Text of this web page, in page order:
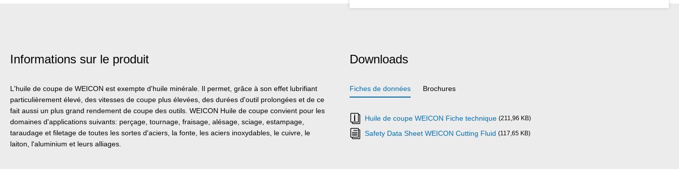
Informations sur le produit
L'huile de coupe de WEICON est exempte d'huile minérale. Il permet, grâce à son effet lubrifiant
particulièrement élevé, des vitesses de coupe plus élevées, des durées d'outil prolongées et de ce
fait aussi un plus grand rendement de coupe des outils. WEICON Huile de coupe convient pour les
domaines d'applications suivants: perçage, tournage, fraisage, alésage, sciage, estampage,
taraudage et filetage de toutes les sortes d'aciers, la fonte, les aciers inoxydables, le cuivre, le
laiton, l'aluminium et leurs alliages.
Downloads
Fiches de données Brochures
Huile de coupe WEICON Fiche technique (211,96 KB)
Safety Data Sheet WEICON Cutting Fluid (117,65 KB)